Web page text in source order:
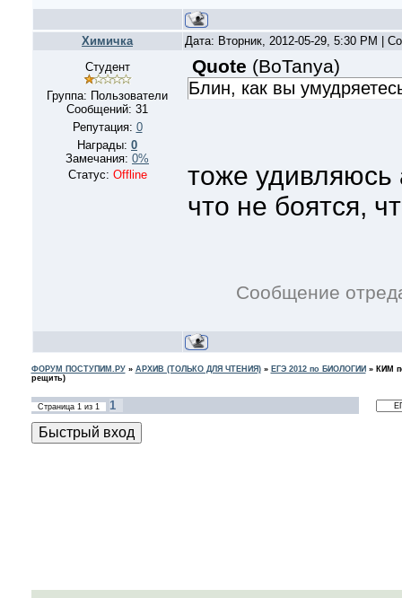
Xимичка
Дата: Вторник, 2012-05-29, 5:30 PM |
Студент
Группа: Пользователи
Сообщений: 31
Репутация: 0
Награды: 0
Замечания: 0%
Статус: Offline
Quote (BoTanya)
Блин, как вы
тоже
что не боятся,
Сообщение
ФОРУМ ПОСТУПИМ.РУ» АРХИВ (ТОЛЬКО ДЛЯ ЧТЕНИЯ)» ЕГЭ 2012 по БИОЛОГИИ » КИМ
рещить)
Страница 1из 1 1